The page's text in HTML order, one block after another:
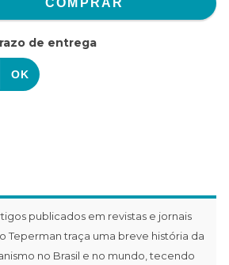
de entrega
publicados em revistas e jornais
Teperman traça uma breve história da
no Brasil e no mundo, tecendo